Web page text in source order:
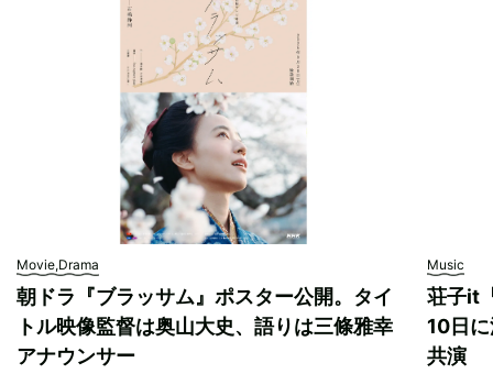
Movie,Drama
朝ドラ『ブラッサム』ポスター公開。タイ
トル映像監督は奥山大史、語りは三條雅幸
アナウンサー
Music
荘子it
10日
共演